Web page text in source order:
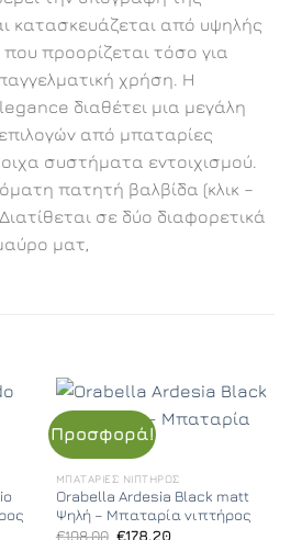
κατασκευάζεται από υψηλής
προορίζεται τόσο για
χρήση. Η
διαθέτει μια μεγάλη
από μπαταρίες
συστήματα εντοιχισμού.
πατητή βαλβίδα (κλικ –
σε δύο διαφορετικά
ματ,
Προσφορά!
ΜΠΑΤΑΡΊΕΣ ΝΙΠΤΉΡΟΣ
Orabella Ardesia Black matt
Ψηλή – Μπαταρία νιπτήρος
€198,00 Original
€178,20Η